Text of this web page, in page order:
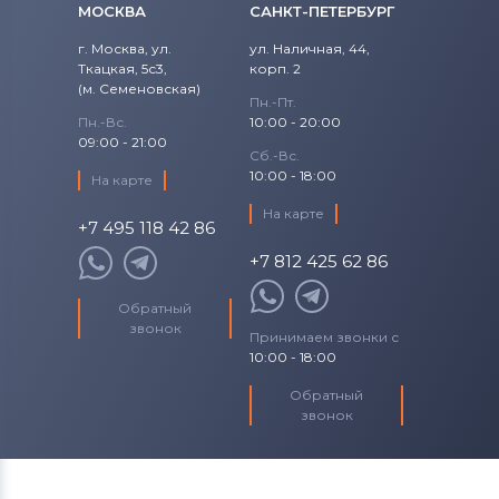
Все бренды
Аккумуляторы для шуруповертов
Makita
Аккумуляторы для шуруповертов
Аккумуляторы для шуруповертов
Panasonic
Аккумуляторы для шуруповертов
DC385K
DC385KB
DC385KL
DC385N
DC390
DC390K
МОСКВА
г. Москва, ул.
Ткацкая, 5с3,
(м. Семеновская)
Пн.-Вс.
09:00 - 21:00
На карте
+7 495 118 42 86
Обратный
звонок
САНКТ-ПЕТЕРБУРГ
ул. Наличная, 44,
корп. 2
Пн.-Пт.
10:00 - 20:00
Сб.-Вс.
10:00 - 18:00
На карте
+7 812 425 62 86
Принимаем звонки с
10:00 - 18:00
Обратный
звонок